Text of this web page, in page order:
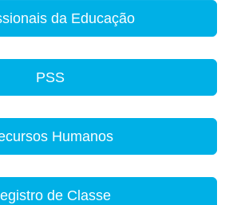
da Educação
PSS
Humanos
de Classe